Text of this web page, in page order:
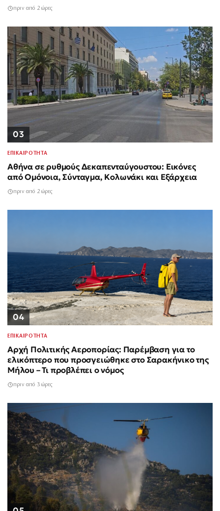
πριν από 2 ώρες
03
ΕΠΙΚΑΙΡΟΤΗΤΑ
Αθήνα σε ρυθμούς Δεκαπενταύγουστου: Εικόνες
από Ομόνοια, Σύνταγμα, Κολωνάκι και Εξάρχεια
πριν από 2 ώρες
04
ΕΠΙΚΑΙΡΟΤΗΤΑ
Αρχή Πολιτικής Αεροπορίας: Παρέμβαση για το
ελικόπτερο που προσγειώθηκε στο Σαρακήνικο της
Μήλου – Τι προβλέπει ο νόμος
πριν από 3 ώρες